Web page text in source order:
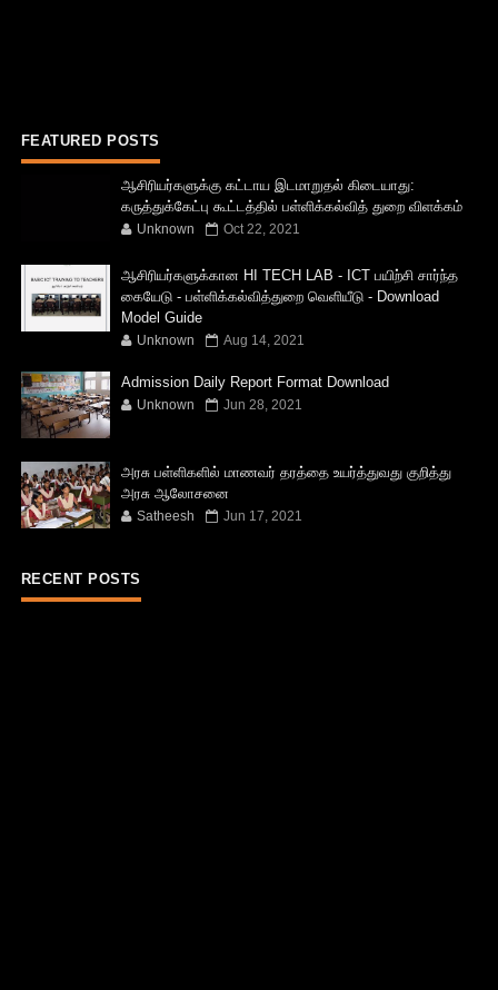
FEATURED POSTS
ஆசிரியர்களுக்கு கட்டாய இடமாறுதல் கிடையாது:
கருத்துக்கேட்பு கூட்டத்தில் பள்ளிக்கல்வித் துறை விளக்கம்
Unknown Oct 22, 2021
ஆசிரியர்களுக்கான HI TECH LAB - ICT பயிற்சி சார்ந்த
கையேடு - பள்ளிக்கல்வித்துறை வெளியீடு - Download
Model Guide
Unknown Aug 14, 2021
Admission Daily Report Format Download
Unknown Jun 28, 2021
அரசு பள்ளிகளில் மாணவர் தரத்தை உயர்த்துவது குறித்து
அரசு ஆலோசனை
Satheesh Jun 17, 2021
RECENT POSTS